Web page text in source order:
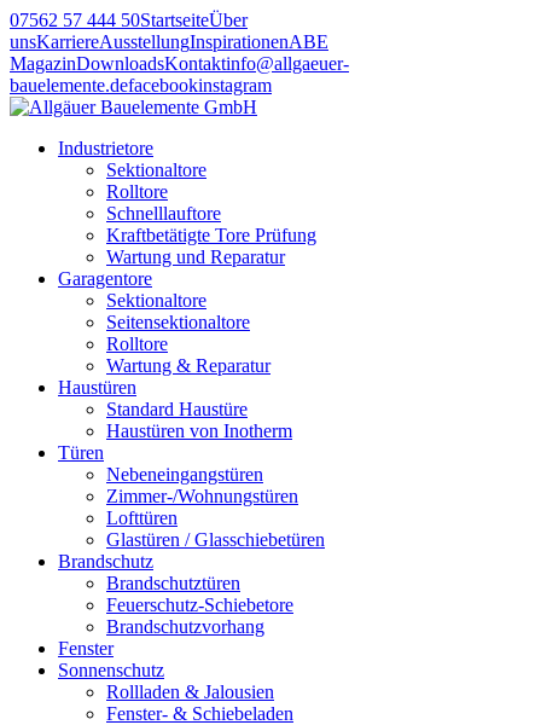
07562 57 444 50StartseiteÜber
unsKarriereAusstellungInspirationenABE
MagazinDownloadsKontaktinfo@allgaeuer-
bauelemente.defacebookinstagram
Industrietore
Sektionaltore
Rolltore
Schnelllauftore
Kraftbetätigte Tore Prüfung
Wartung und Reparatur
Garagentore
Sektionaltore
Seitensektionaltore
Rolltore
Wartung & Reparatur
Haustüren
Standard Haustüre
Haustüren von Inotherm
Türen
Nebeneingangstüren
Zimmer-/Wohnungstüren
Lofttüren
Glastüren / Glasschiebetüren
Brandschutz
Brandschutztüren
Feuerschutz-Schiebetore
Brandschutzvorhang
Fenster
Sonnenschutz
Rollladen & Jalousien
Fenster- & Schiebeladen